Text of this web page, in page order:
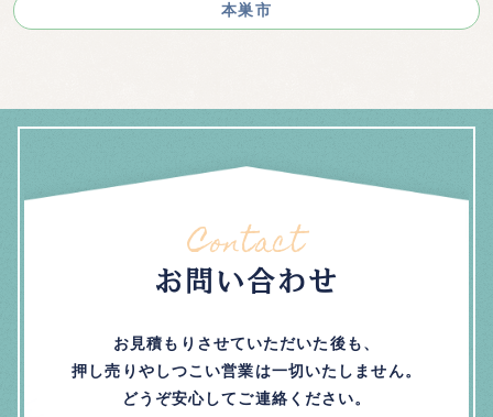
本巣市
Contact
お問い合わせ
お見積もりさせていただいた後も、
押し売りやしつこい営業は一切いたしません。
どうぞ安心してご連絡ください。